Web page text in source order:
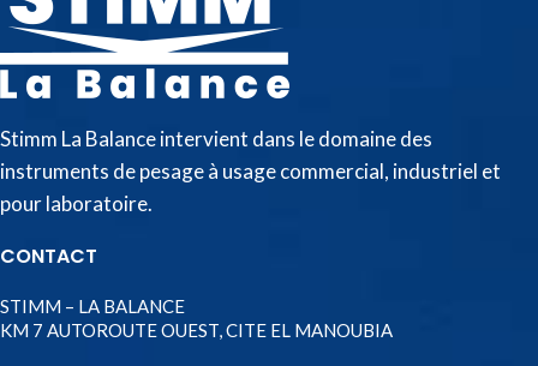
Stimm La Balance intervient dans le domaine des
instruments de pesage à usage commercial, industriel et
pour laboratoire.
CONTACT
STIMM – LA BALANCE
KM 7 AUTOROUTE OUEST, CITE EL MANOUBIA